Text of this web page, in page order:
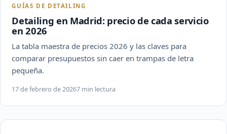
GUÍAS DE DETAILING
Detailing en Madrid: precio de cada servicio
en 2026
La tabla maestra de precios 2026 y las claves para
comparar presupuestos sin caer en trampas de letra
pequeña.
17 de febrero de 20267 min lectura